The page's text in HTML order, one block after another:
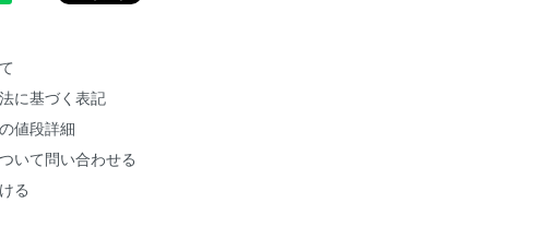
に基づく表記
値段詳細
いて問い合わせる
る